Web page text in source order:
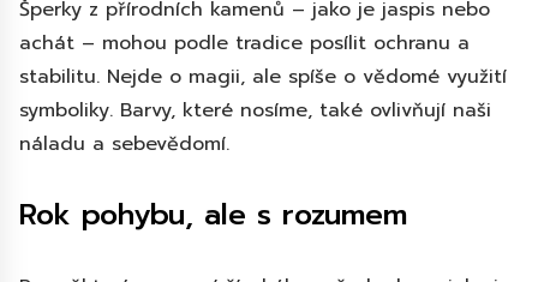
Šperky z přírodních kamenů – jako je jaspis nebo
achát – mohou podle tradice posílit ochranu a
stabilitu. Nejde o magii, ale spíše o vědomé využití
symboliky. Barvy, které nosíme, také ovlivňují naši
náladu a sebevědomí.
Rok pohybu, ale s rozumem